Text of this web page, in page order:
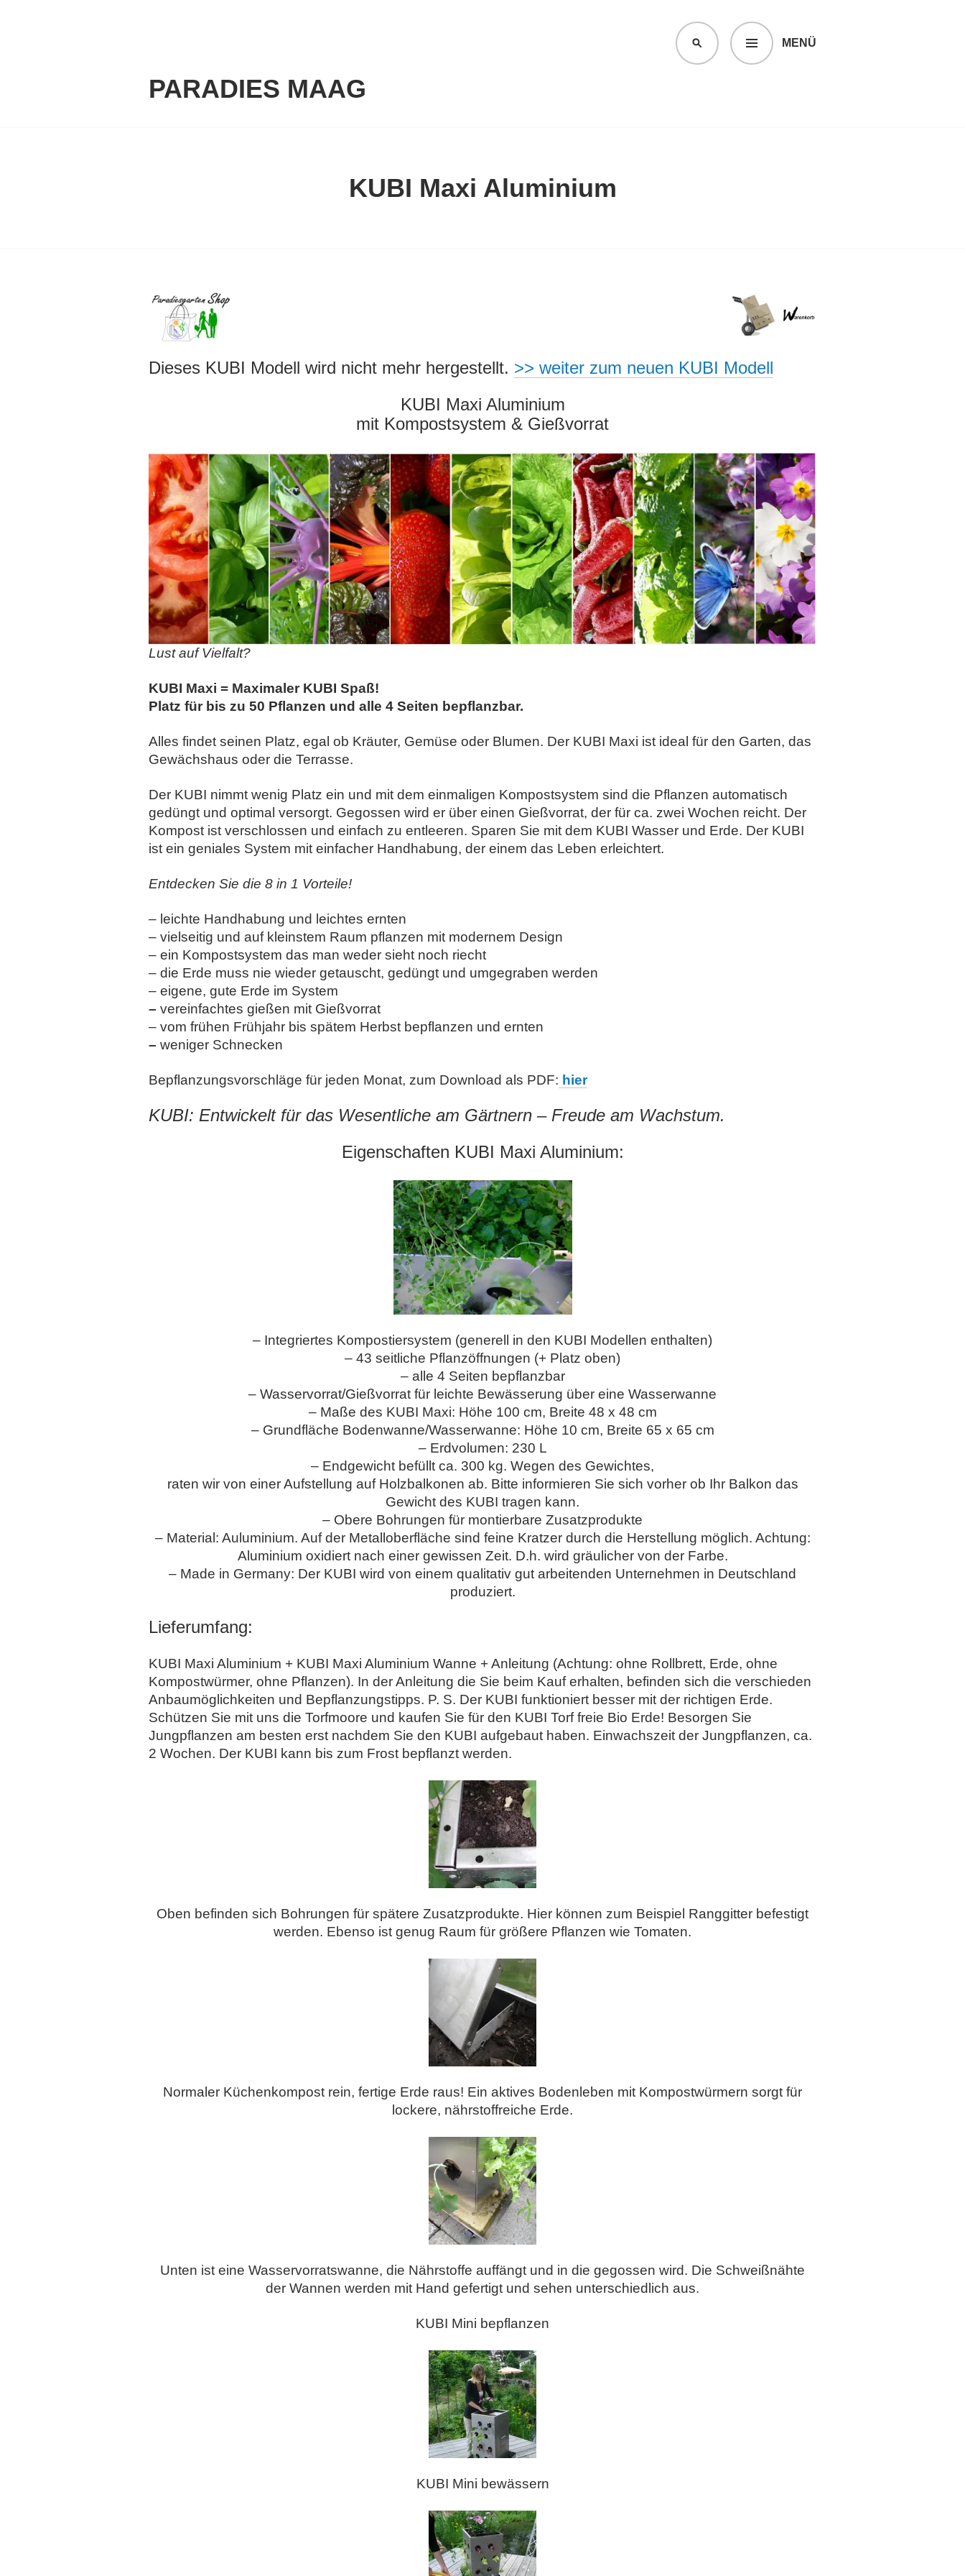
PARADIES MAAG
MENÜ
SUCHEN
KUBI Maxi Aluminium
Dieses KUBI Modell wird nicht mehr hergestellt. >> weiter zum neuen KUBI Modell
KUBI Maxi Aluminium
mit Kompostsystem & Gießvorrat
Lust auf Vielfalt?
KUBI Maxi = Maximaler KUBI Spaß!
Platz für bis zu 50 Pflanzen und alle 4 Seiten bepflanzbar.
Alles findet seinen Platz, egal ob Kräuter, Gemüse oder Blumen. Der KUBI Maxi ist ideal für den Garten, das
Gewächshaus oder die Terrasse.
Der KUBI nimmt wenig Platz ein und mit dem einmaligen Kompostsystem sind die Pflanzen automatisch
gedüngt und optimal versorgt. Gegossen wird er über einen Gießvorrat, der für ca. zwei Wochen reicht. Der
Kompost ist verschlossen und einfach zu entleeren. Sparen Sie mit dem KUBI Wasser und Erde. Der KUBI
ist ein geniales System mit einfacher Handhabung, der einem das Leben erleichtert.
Entdecken Sie die 8 in 1 Vorteile!
– leichte Handhabung und leichtes ernten
– vielseitig und auf kleinstem Raum pflanzen mit modernem Design
– ein Kompostsystem das man weder sieht noch riecht
– die Erde muss nie wieder getauscht, gedüngt und umgegraben werden
– eigene, gute Erde im System
– vereinfachtes gießen mit Gießvorrat
– vom frühen Frühjahr bis spätem Herbst bepflanzen und ernten
– weniger Schnecken
Bepflanzungsvorschläge für jeden Monat, zum Download als PDF: hier
KUBI: Entwickelt für das Wesentliche am Gärtnern –Freude am Wachstum.
Eigenschaften KUBI Maxi Aluminium:
– Integriertes Kompostiersystem (generell in den KUBI Modellen enthalten)
– 43 seitliche Pflanzöffnungen (+ Platz oben)
– alle 4 Seiten bepflanzbar
– Wasservorrat/Gießvorrat für leichte Bewässerung über eine Wasserwanne
– Maße des KUBI Maxi: Höhe 100 cm, Breite 48 x 48 cm
– Grundfläche Bodenwanne/Wasserwanne: Höhe 10 cm, Breite 65 x 65 cm
– Erdvolumen: 230 L
– Endgewicht befüllt ca. 300 kg. Wegen des Gewichtes,
raten wir von einer Aufstellung auf Holzbalkonen ab. Bitte informieren Sie sich vorher ob Ihr Balkon das
Gewicht des KUBI tragen kann.
– Obere Bohrungen für montierbare Zusatzprodukte
– Material: Auluminium. Auf der Metalloberfläche sind feine Kratzer durch die Herstellung möglich. Achtung:
Aluminium oxidiert nach einer gewissen Zeit. D.h. wird gräulicher von der Farbe.
– Made in Germany: Der KUBI wird von einem qualitativ gut arbeitenden Unternehmen in Deutschland
produziert.
Lieferumfang:
KUBI Maxi Aluminium + KUBI Maxi Aluminium Wanne + Anleitung (Achtung: ohne Rollbrett, Erde, ohne
Kompostwürmer, ohne Pflanzen). In der Anleitung die Sie beim Kauf erhalten, befinden sich die verschieden
Anbaumöglichkeiten und Bepflanzungstipps. P. S. Der KUBI funktioniert besser mit der richtigen Erde.
Schützen Sie mit uns die Torfmoore und kaufen Sie für den KUBI Torf freie Bio Erde! Besorgen Sie
Jungpflanzen am besten erst nachdem Sie den KUBI aufgebaut haben. Einwachszeit der Jungpflanzen, ca.
2 Wochen. Der KUBI kann bis zum Frost bepflanzt werden.
Oben befinden sich Bohrungen für spätere Zusatzprodukte. Hier können zum Beispiel Ranggitter befestigt
werden. Ebenso ist genug Raum für größere Pflanzen wie Tomaten.
Normaler Küchenkompost rein, fertige Erde raus! Ein aktives Bodenleben mit Kompostwürmern sorgt für
lockere, nährstoffreiche Erde.
Unten ist eine Wasservorratswanne, die Nährstoffe auffängt und in die gegossen wird. Die Schweißnähte
der Wannen werden mit Hand gefertigt und sehen unterschiedlich aus.
KUBI Mini bepflanzen
KUBI Mini bewässern